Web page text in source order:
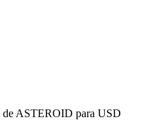
de ASTEROID para USD